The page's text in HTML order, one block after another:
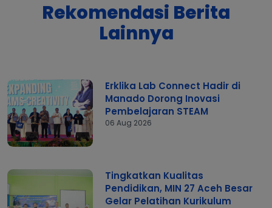
Rekomendasi Berita
Lainnya
Erklika Lab Connect Hadir di
Manado Dorong Inovasi
Pembelajaran STEAM
06 Aug 2026
Tingkatkan Kualitas
Pendidikan, MIN 27 Aceh Besar
Gelar Pelatihan Kurikulum